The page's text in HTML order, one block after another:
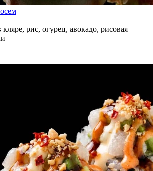
кляре, рис, огурец, авокадо, рисовая